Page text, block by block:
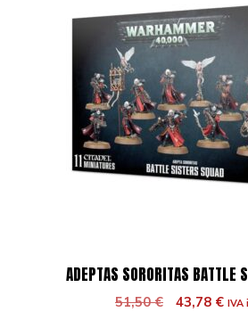
ADEPTAS SORORITAS BATTLE
51,50€
El
43,78 €ElIVA